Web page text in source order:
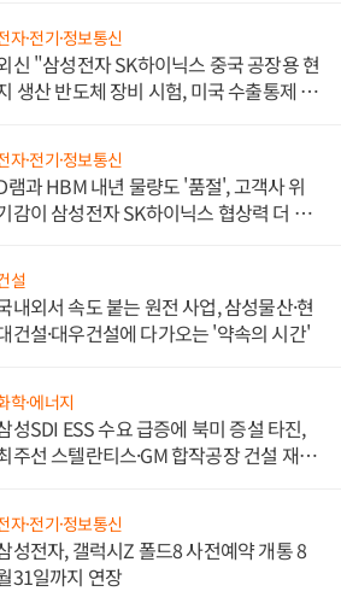
자·전기·정보통신
신 "삼성전자 SK하이닉스 중국 공장용 현
생산 반도체 장비 시험, 미국 수출통제 대
자·전기·정보통신
램과 HBM 내년 물량도 '품절', 고객사 위
감이 삼성전자 SK하이닉스 협상력 더 키
설
내외서 속도 붙는 원전 사업, 삼성물산·현
건설·대우건설에 다가오는 '약속의 시간'
학·에너지
성SDI ESS 수요 급증에 북미 증설 타진,
주선 스텔란티스·GM 합작공장 건설 재추
자·전기·정보통신
성전자, 갤럭시Z 폴드8 사전예약 개통 8
31일까지 연장